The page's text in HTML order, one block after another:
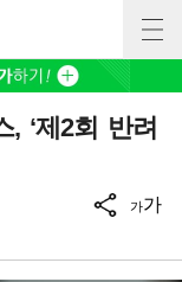
‘제2회 반려
가가